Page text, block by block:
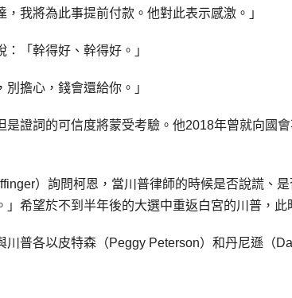
我將為此事提前付款。他對此表示感激。」
「幹得好、幹得好。」
擔心，錢會還給你。」
是證詞的可信度將蒙受考驗。他2018年曾就向國
）詢問柯恩，當川普律師的時候是否說謊、
」希望於不到半年後的大選中重返白宮的川普，此
川普各以皮特森（Peggy Peterson）和丹尼遜（